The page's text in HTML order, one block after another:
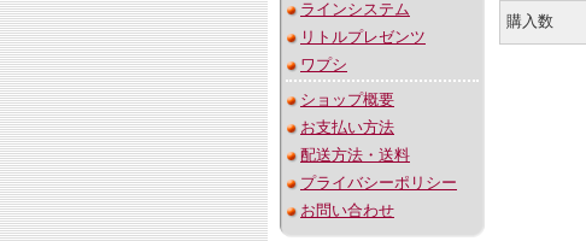
ラインシステム
リトルプレゼンツ
ワプシ
ショップ概要
お支払い方法
配送方法・送料
プライバシーポリシー
お問い合わせ
購入数